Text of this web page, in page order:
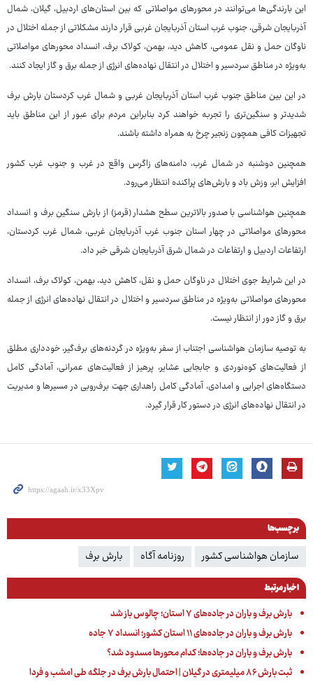
این بارندگی‌ها می‌توانند در محورهای مواصلاتی که بین استان‌های اردبیل، گیلان، شمال
آذربایجان شرقی، جنوب غرب استان آذربایجان غربی قرار دارند مشکلاتی از جمله اختلال در
ناوگان حمل و نقل عمومی، کاهش دید، بهمن، کولاک برف، انسداد محورهای مواصلاتی
به‌ویژه در مناطق سردسیر و اختلال در انتقال نهاده‌های انرژی از جمله برق و گاز ایجاد کنند.
در این بین مناطق جنوب غرب استان آذربایجان غربی و شمال غرب کردستان بارش برف
شدیدتر و سنگین‌تری را تجربه خواهند کرد بنابراین مردم برای عبور از این مناطق باید
تجهیزات کافی همچون زنجیر چرخ به همراه داشته باشند.
همچنین دوشنبه در شمال غرب، دامنه‌های زاگرس واقع در غرب و جنوب غرب کشور
افزایش ابر، وزش باد و بارش‌های پراکنده انتظار می‌رود.
همچنین هواشناسی با صدور بالاترین سطح هشدار (قرمز) از بارش سنگین برف و انسداد
محورهای مواصلاتی در چهار استان جنوب غرب آذربایجان غربی، شمال غرب کردستان،
ارتفاعات اردبیل و ارتفاعات در شمال شرق آذربایجان شرقی خبر داد.
در این شرایط جوی اختلال در ناوگان حمل و نقل، کاهش دید، بهمن، کولاک برف، انسداد
محورهای مواصلاتی به‌ویژه در مناطق سردسیر و اختلال در انتقال نهاده‌های انرژی از جمله
برق و گاز دور از انتظار نیست.
به توصیه سازمان هواشناسی اجتناب از سفر به‌ویژه در گردنه‌های برف‌گیر، خودداری مطلق
از فعالیت‌های کوه‌نوردی و جابجایی عشایر، پرهیز از فعالیت‌های عمرانی، آمادگی کامل
دستگاه‌های اجرایی و امدادی، آمادگی کامل راهداری جهت برف‌روبی در مسیرها و مدیریت
در انتقال نهاده‌های انرژی در دستور کار قرار گیرد.
برچسب‌ها
سازمان هواشناسی کشور روزنامه آگاه بارش برف
اخبار مرتبط
بارش برف و باران در جاده‌های ۷ استان؛ چالوس باز شد
بارش برف و باران در جاده‌های ۱۱ استان کشور؛ انسداد ۷ جاده
بارش برف و باران در جاده‌ها؛ کدام محورها مسدود شد؟
ثبت بارش ۸۶ میلیمتری در گیلان | احتمال بارش برف در جلگه طی امشب و فردا